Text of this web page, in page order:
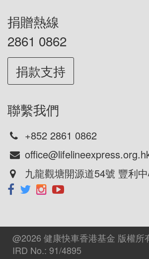
捐贈熱線
2861 0862
捐款支持
聯繫我們
+852 2861 0862
九龍觀塘開源道54號 豐利
@2026 健康快車香港基金 版權所
IRD No.: 91/4895